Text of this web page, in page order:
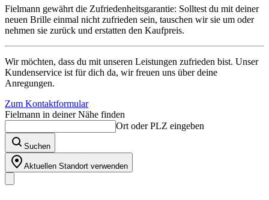
Fielmann gewährt die Zufriedenheitsgarantie: Solltest du mit deiner
neuen Brille einmal nicht zufrieden sein, tauschen wir sie um oder
nehmen sie zurück und erstatten den Kaufpreis.
Wir möchten, dass du mit unseren Leistungen zufrieden bist. Unser
Kundenservice ist für dich da, wir freuen uns über deine
Anregungen.
Zum Kontaktformular
Fielmann in deiner Nähe finden
Ort oder PLZ eingeben
Suchen
Aktuellen Standort verwenden